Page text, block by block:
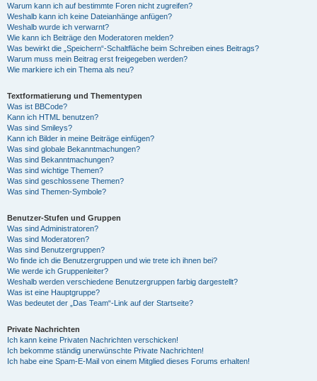
Warum kann ich auf bestimmte Foren nicht zugreifen?
Weshalb kann ich keine Dateianhänge anfügen?
Weshalb wurde ich verwarnt?
Wie kann ich Beiträge den Moderatoren melden?
Was bewirkt die „Speichern“-Schaltfläche beim Schreiben eines Beitrags?
Warum muss mein Beitrag erst freigegeben werden?
Wie markiere ich ein Thema als neu?
Textformatierung und Thementypen
Was ist BBCode?
Kann ich HTML benutzen?
Was sind Smileys?
Kann ich Bilder in meine Beiträge einfügen?
Was sind globale Bekanntmachungen?
Was sind Bekanntmachungen?
Was sind wichtige Themen?
Was sind geschlossene Themen?
Was sind Themen-Symbole?
Benutzer-Stufen und Gruppen
Was sind Administratoren?
Was sind Moderatoren?
Was sind Benutzergruppen?
Wo finde ich die Benutzergruppen und wie trete ich ihnen bei?
Wie werde ich Gruppenleiter?
Weshalb werden verschiedene Benutzergruppen farbig dargestellt?
Was ist eine Hauptgruppe?
Was bedeutet der „Das Team“-Link auf der Startseite?
Private Nachrichten
Ich kann keine Privaten Nachrichten verschicken!
Ich bekomme ständig unerwünschte Private Nachrichten!
Ich habe eine Spam-E-Mail von einem Mitglied dieses Forums erhalten!